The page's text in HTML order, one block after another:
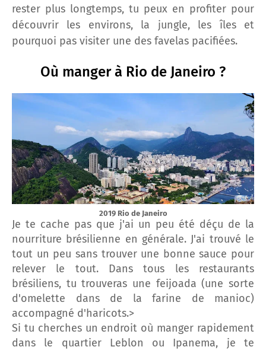
rester plus longtemps, tu peux en profiter pour
découvrir les environs, la jungle, les îles et
pourquoi pas visiter une des favelas pacifiées.
Où manger à Rio de Janeiro ?
2019 Rio de Janeiro
Je te cache pas que j'ai un peu été déçu de la
nourriture brésilienne en générale. J'ai trouvé le
tout un peu sans trouver une bonne sauce pour
relever le tout. Dans tous les restaurants
brésiliens, tu trouveras une feijoada (une sorte
d'omelette dans de la farine de manioc)
accompagné d'haricots.>
Si tu cherches un endroit où manger rapidement
dans le quartier Leblon ou Ipanema, je te